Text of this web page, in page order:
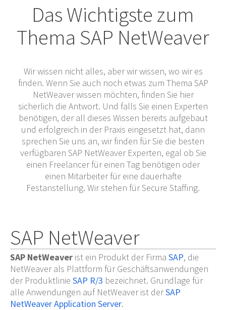
Das Wichtigste zum
Thema SAP NetWeaver
Wir wissen nicht alles, aber wir wissen, wo wir es
finden. Wenn Sie auch noch etwas zum Thema SAP
NetWeaver wissen möchten, finden Sie hier
sicherlich die Antwort. Und falls Sie einen Experten
benötigen, der all dieses Wissen bereits aufgebaut
und erfolgreich in der Praxis eingesetzt hat, dann
sprechen Sie uns an, wir finden für Sie die besten
verfügbaren SAP NetWeaver Experten, egal ob Sie
einen Freelancer für einen Tag benötigen oder
einen Mitarbeiter für eine dauerhafte
Festanstellung. Wir stehen für Secure Staffing.
SAP NetWeaver
SAP NetWeaver ist ein Produkt der Firma SAP, die
NetWeaver als Plattform für Geschäftsanwendungen
der Produktlinie SAP R/3 bezeichnet. Grundlage für
alle Anwendungen auf NetWeaver ist derSAP
NetWeaver Application Server.